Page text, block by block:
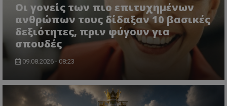
Οι γονείς των πιο επιτυχημένων
ανθρώπων τους δίδαξαν 10 βασικές
δεξιότητες, πριν φύγουν για
σπουδές
09.08.2026 - 08:23